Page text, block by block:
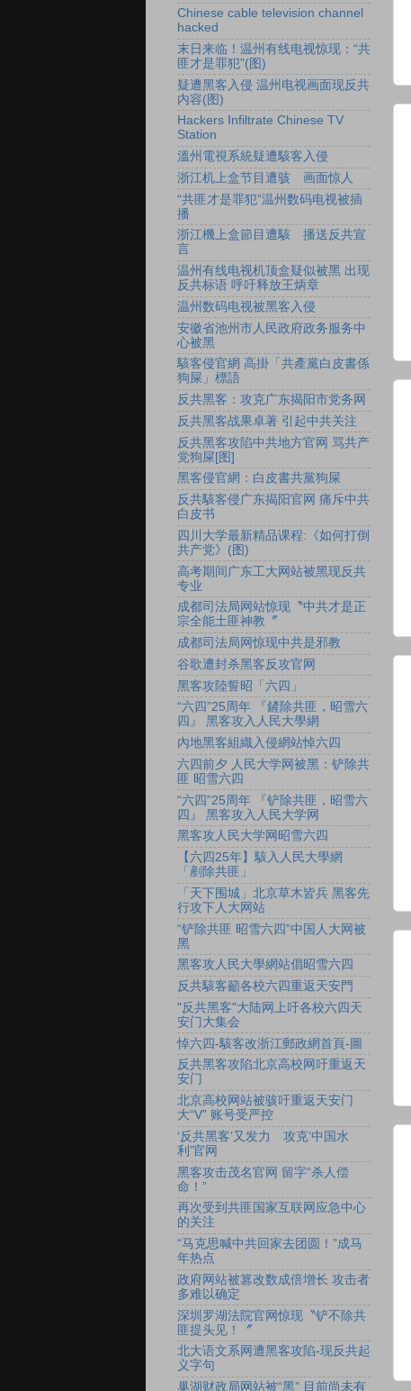
Chinese cable television channel
hacked
末日来临！温州有线电视惊现：“共
匪才是罪犯”(图)
疑遭黑客入侵 温州电视画面现反共
内容(图)
Hackers Infiltrate Chinese TV
Station
溫州電視系統疑遭駭客入侵
浙江机上盒节目遭骇 画面惊人
“共匪才是罪犯”温州数码电视被插
播
浙江機上盒節目遭駭 播送反共宣
言
温州有线电视机顶盒疑似被黑 出现
反共标语 呼吁释放王炳章
温州数码电视被黑客入侵
安徽省池州市人民政府政务服务中
心被黑
駭客侵官網 高掛「共產黨白皮書係
狗屎」標語
反共黑客：攻克广东揭阳市党务网
反共黑客战果卓著 引起中共关注
反共黑客攻陷中共地方官网 骂共产
党狗屎[图]
黑客侵官網：白皮書共黨狗屎
反共駭客侵广东揭阳官网 痛斥中共
白皮书
四川大学最新精品课程:《如何打倒
共产党》(图)
高考期间广东工大网站被黑现反共
专业
成都司法局网站惊现〝中共才是正
宗全能土匪神教〞
成都司法局网惊现中共是邪教
谷歌遭封杀黑客反攻官网
黑客攻陸誓昭「六四」
“六四”25周年 『鏟除共匪，昭雪六
四』 黑客攻入人民大學網
內地黑客組織入侵網站悼六四
六四前夕 人民大学网被黑：铲除共
匪 昭雪六四
“六四”25周年 『铲除共匪，昭雪六
四』 黑客攻入人民大学网
黑客攻人民大学网昭雪六四
【六四25年】駭入人民大學網
「剷除共匪」
「天下围城」北京草木皆兵 黑客先
行攻下人大网站
“铲除共匪 昭雪六四”中国人大网被
黑
黑客攻人民大學網站倡昭雪六四
反共駭客籲各校六四重返天安門
"反共黑客"大陆网上吁各校六四天
安门大集会
悼六四-駭客改浙江郵政網首頁-圖
反共黑客攻陷北京高校网吁重返天
安门
北京高校网站被骇吁重返天安门
大“V” 账号受严控
‘反共黑客’又发力 攻克‘中国水
利’官网
黑客攻击茂名官网 留字“杀人偿
命！”
再次受到共匪国家互联网应急中心
的关注
“马克思喊中共回家去团圆！”成马
年热点
政府网站被篡改数成倍增长 攻击者
多难以确定
深圳罗湖法院官网惊现〝铲不除共
匪提头见！〞
北大语文系网遭黑客攻陷-现反共起
义字句
巢湖财政局网站被“黑” 目前尚未有